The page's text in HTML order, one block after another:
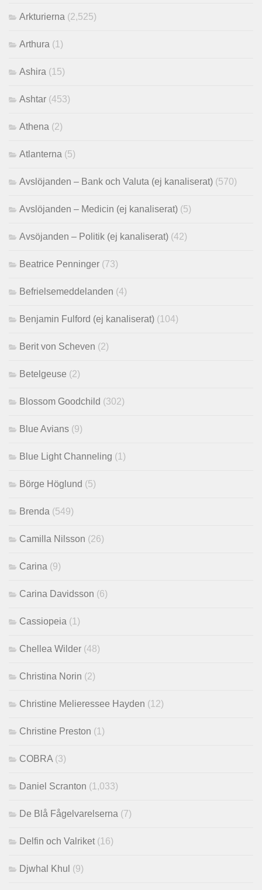
Arkturierna (2,525)
Arthura (1)
Ashira (15)
Ashtar (453)
Athena (2)
Atlanterna (5)
Avslöjanden – Bank och Valuta (ej kanaliserat) (570)
Avslöjanden – Medicin (ej kanaliserat) (5)
Avsöjanden – Politik (ej kanaliserat) (42)
Beatrice Penninger (73)
Befrielsemeddelanden (4)
Benjamin Fulford (ej kanaliserat) (104)
Berit von Scheven (2)
Betelgeuse (2)
Blossom Goodchild (302)
Blue Avians (9)
Blue Light Channeling (1)
Börge Höglund (5)
Brenda (549)
Camilla Nilsson (26)
Carina (9)
Carina Davidsson (6)
Cassiopeia (1)
Chellea Wilder (48)
Christina Norin (2)
Christine Melieressee Hayden (12)
Christine Preston (1)
COBRA (3)
Daniel Scranton (1,033)
De Blå Fågelvarelserna (7)
Delfin och Valriket (16)
Djwhal Khul (9)